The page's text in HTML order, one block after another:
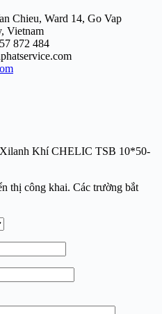
Chieu, Ward 14, Go Vap
Vietnam
872 484
Khí CHELIC TSB 10*50-
thị công khai. Các trường bắt